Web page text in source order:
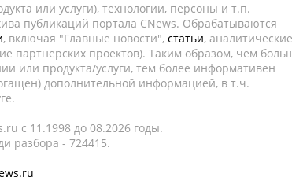
или услуги), технологии, персоны и т.п.
публикаций портала CNews. Обрабатываются
, включая "Главные новости", статьи, аналитические
партнёрских проектов). Таким образом, чем
или продукта/услуги, тем более информативен
дополнительной информацией, в т.ч.
c 11.1998 до 08.2026 годы.
разбора - 724415.